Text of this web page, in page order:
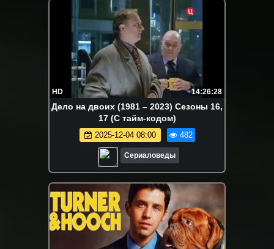
HD 14:26:28
Дело на двоих (1981 – 2023) Сезоны 16,
17 (С тайм-кодом)
2025-12-04 08:00 482
Сериаловеды